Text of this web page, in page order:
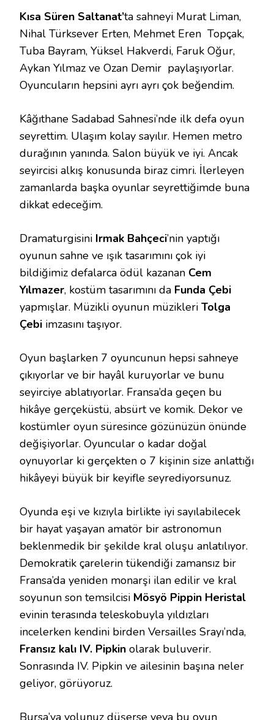
Kısa Süren Saltanat’ta sahneyi Murat Liman,
Nihal Türksever Erten, Mehmet Eren Topçak,
Tuba Bayram, Yüksel Hakverdi, Faruk Oğur,
Aykan Yılmaz ve Ozan Demir paylaşıyorlar.
Oyuncuların hepsini ayrı ayrı çok beğendim.
Kâğıthane Sadabad Sahnesi’nde ilk defa oyun
seyrettim. Ulaşım kolay sayılır. Hemen metro
durağının yanında. Salon büyük ve iyi. Ancak
seyircisi alkış konusunda biraz cimri. İlerleyen
zamanlarda başka oyunlar seyrettiğimde buna
dikkat edeceğim.
Dramaturgisini Irmak Bahçeci’nin yaptığı
oyunun sahne ve ışık tasarımını çok iyi
bildiğimiz defalarca ödül kazanan Cem
Yılmazer, kostüm tasarımını da Funda Çebi
yapmışlar. Müzikli oyunun müzikleri Tolga
Çebi imzasını taşıyor.
Oyun başlarken 7 oyuncunun hepsi sahneye
çıkıyorlar ve bir hayâl kuruyorlar ve bunu
seyirciye ablatıyorlar. Fransa’da geçen bu
hikâye gerçeküstü, absürt ve komik. Dekor ve
kostümler oyun süresince gözünüzün önünde
değişiyorlar. Oyuncular o kadar doğal
oynuyorlar ki gerçekten o 7 kişinin size anlattığı
hikâyeyi büyük bir keyifle seyrediyorsunuz.
Oyunda eşi ve kızıyla birlikte iyi sayılabilecek
bir hayat yaşayan amatör bir astronomun
beklenmedik bir şekilde kral oluşu anlatılıyor.
Demokratik çarelerin tükendiği zamansız bir
Fransa’da yeniden monarşi ilan edilir ve kral
soyunun son temsilcisi Mösyö Pippin Heristal
evinin terasında teleskobuyla yıldızları
incelerken kendini birden Versailles Srayı’nda,
Fransız kalı IV. Pipkin olarak buluverir.
Sonrasında IV. Pipkin ve ailesinin başına neler
geliyor, görüyoruz.
Bursa’ya yolunuz düşerse veya bu oyun